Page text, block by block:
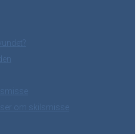
om skilsmisse